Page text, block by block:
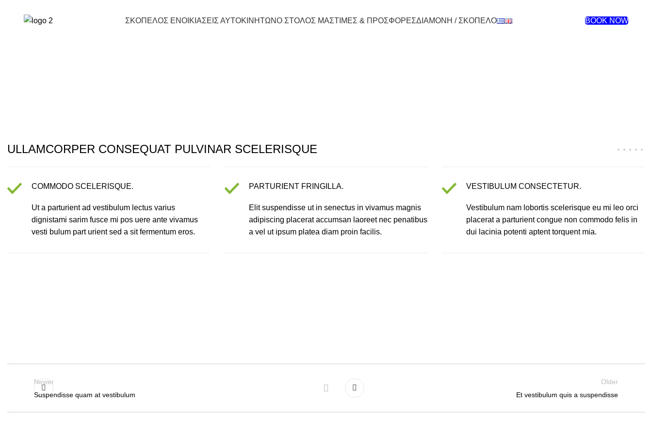
ΣΚΟΠΕΛΟΣ ΕΝΟΙΚΙΑΣΕΙΣ ΑΥΤΟΚΙΝΗΤΩΝΟ ΣΤΟΛΟΣ ΜΑΣΤΙΜΕΣ & ΠΡΟΣΦΟΡΕΣΔΙΑΜΟΝΗ / ΣΚΟΠΕΛΟ BOOK NOW
ULLAMCORPER CONSEQUAT PULVINAR SCELERISQUE
COMMODO SCELERISQUE.
Ut a parturient ad vestibulum lectus varius
dignistami sarim fusce mi pos uere ante vivamus
vesti bulum part urient sed a sit fermentum eros.
PARTURIENT FRINGILLA.
Elit suspendisse ut in senectus in vivamus magnis
adipiscing placerat accumsan laoreet nec penatibus
a vel ut ipsum platea diam proin facilis.
VESTIBULUM CONSECTETUR.
Vestibulum nam lobortis scelerisque eu mi leo orci
placerat a parturient congue non commodo felis in
dui lacinia potenti aptent torquent mia.
Newer
Suspendisse quam at vestibulum
Older
Et vestibulum quis a suspendisse